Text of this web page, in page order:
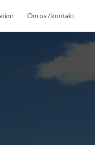
Om os / kontakt